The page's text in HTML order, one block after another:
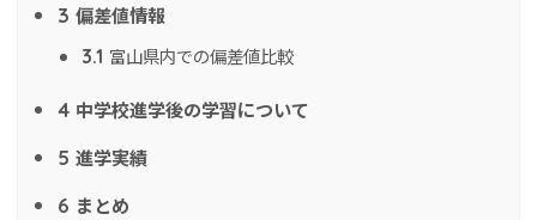
3 偏差値情報
3.1 富山県内での偏差値比較
4 中学校進学後の学習について
5 進学実績
6 まとめ